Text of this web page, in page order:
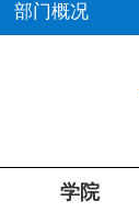
部门概况
学院